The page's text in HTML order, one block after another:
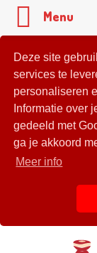
Deze site
services te
personaliseren
Informatie over
gedeeld met
ga je akkoord
Meer info
Menu